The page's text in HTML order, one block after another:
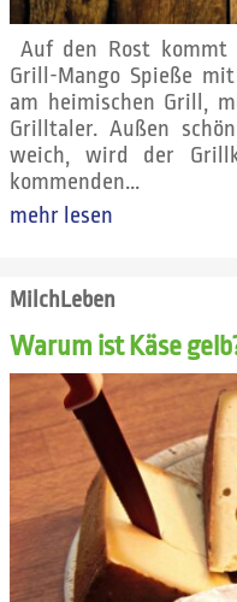
Auf den Rost kommt
Grill-Mango Spieße
am heimischen Grill,
Grilltaler. Außen
weich, wird der
kommenden...
mehr lesen
Warum ist Käse
MilchLeben